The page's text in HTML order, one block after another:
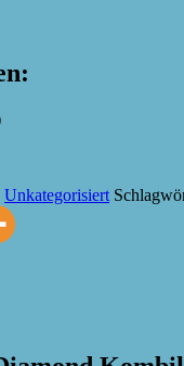
Unkategorisiert